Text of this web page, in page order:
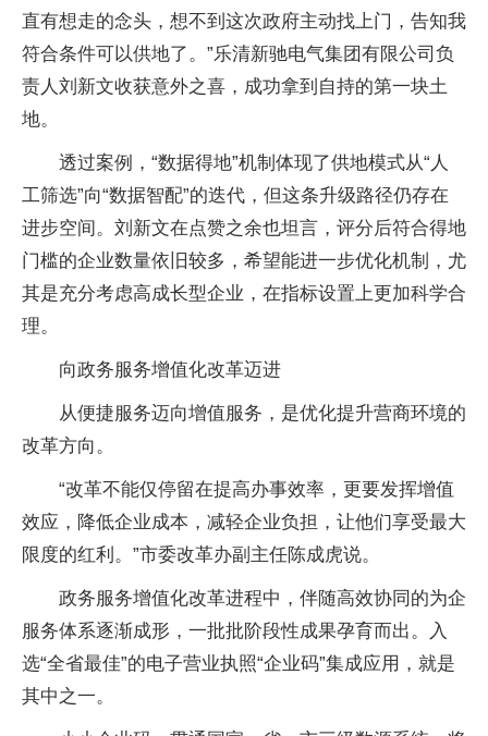
直有想走的念头，想不到这次政府主动找上门，告知我
符合条件可以供地了。”乐清新驰电气集团有限公司负
责人刘新文收获意外之喜，成功拿到自持的第一块土
地。
透过案例，“数据得地”机制体现了供地模式从“人
工筛选”向“数据智配”的迭代，但这条升级路径仍存在
进步空间。刘新文在点赞之余也坦言，评分后符合得地
门槛的企业数量依旧较多，希望能进一步优化机制，尤
其是充分考虑高成长型企业，在指标设置上更加科学合
理。
向政务服务增值化改革迈进
从便捷服务迈向增值服务，是优化提升营商环境的
改革方向。
“改革不能仅停留在提高办事效率，更要发挥增值
效应，降低企业成本，减轻企业负担，让他们享受最大
限度的红利。”市委改革办副主任陈成虎说。
政务服务增值化改革进程中，伴随高效协同的为企
服务体系逐渐成形，一批批阶段性成果孕育而出。入
选“全省最佳”的电子营业执照“企业码”集成应用，就是
其中之一。